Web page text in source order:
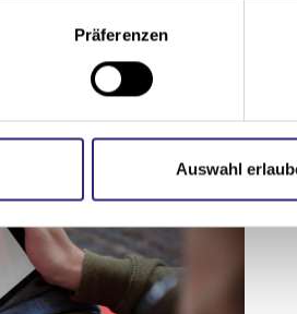
Präferenzen
Auswahl